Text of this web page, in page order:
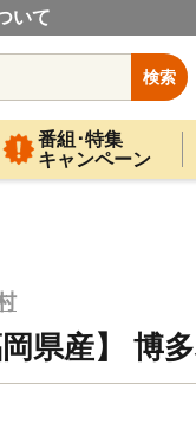
いて
検索
番組･特集
キャンペーン
県産】 博